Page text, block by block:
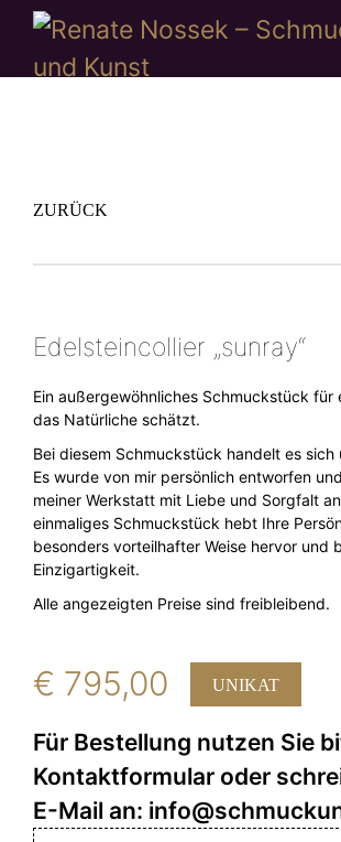
ZURÜCK
Edelsteincollier „sunray“
Ein außergewöhnliches Schmuckstück für
das Natürliche schätzt.
Bei diesem Schmuckstück handelt es sich
Es wurde von mir persönlich entworfen
meiner Werkstatt mit Liebe und Sorgfalt
einmaliges Schmuckstück hebt Ihre
besonders vorteilhafter Weise hervor und
Einzigartigkeit.
Alle angezeigten Preise sind freibleibend.
€ 795,00 UNIKAT